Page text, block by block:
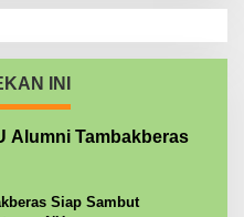
INI
Alumni Tambakberas
Siap Sambut